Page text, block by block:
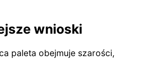
wnioski
paleta obejmuje szarości,